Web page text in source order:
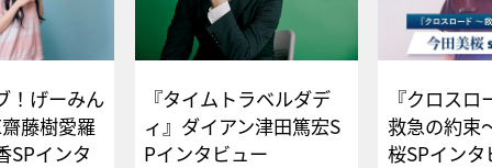
！げーみん
藤樹愛羅
SPインタ
『タイムトラベルダデ
ィ』ダイアン津田篤宏S
Pインタビュー
『クロス
救急の約束
桜SPイ